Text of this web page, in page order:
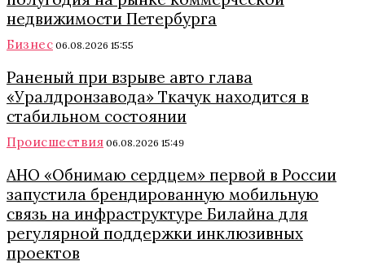
недвижимости Петербурга
Бизнес 06.08.2026 15:55
Раненый при взрыве авто глава
«Уралдронзавода» Ткачук находится в
стабильном состоянии
Происшествия 06.08.2026 15:49
АНО «Обнимаю сердцем» первой в России
запустила брендированную мобильную
связь на инфраструктуре Билайна для
регулярной поддержки инклюзивных
проектов